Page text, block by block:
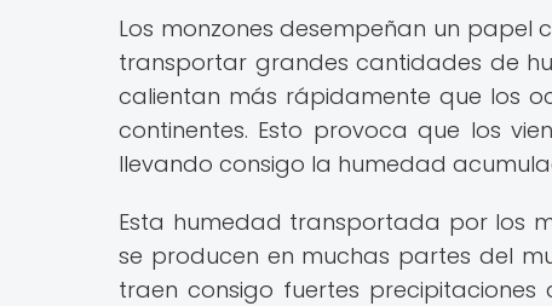
Los monzones desempeñan un
transportar grandes cantidades de
calientan más rápidamente que los
continentes. Esto provoca que los
llevando consigo la humedad
Esta humedad transportada por los
se producen en muchas partes del
traen consigo fuertes